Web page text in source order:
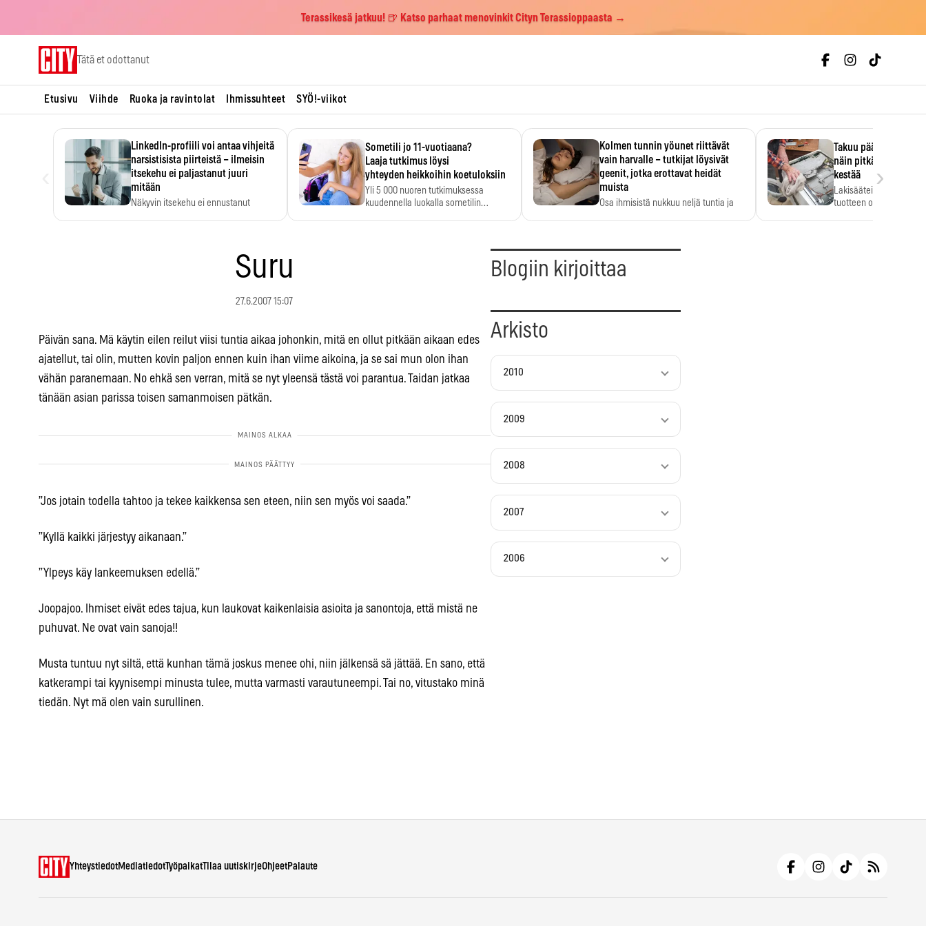
Terassikesä jatkuu! 🍺 Katso parhaat menovinkit Cityn Terassioppaasta →
Tätä et odottanut
Etusivu Viihde Ruoka ja ravintolat Ihmissuhteet SYÖ!-viikot
LinkedIn-profiili voi antaa vihjeitä
narsistisista piirteistä – ilmeisin
itsekehu ei paljastanut juuri
mitään
Näkyvin itsekehu ei ennustanut
Sometili jo 11-vuotiaana?
Laaja tutkimus löysi
yhteyden heikkoihin koetuloksiin
Yli 5 000 nuoren tutkimuksessa
kuudennella luokalla sometilin…
Kolmen tunnin yöunet riittävät
vain harvalle – tutkijat löysivät
geenit, jotka erottavat heidät
muista
Osa ihmisistä nukkuu neljä tuntia ja
Takuu päättyi,
näin pitkään
kestää
Lakisääteinen
tuotteen oletetun
›
Suru
27.6.2007 15:07
Päivän sana. Mä käytin eilen reilut viisi tuntia aikaa johonkin, mitä en ollut pitkään aikaan edes
ajatellut, tai olin, mutten kovin paljon ennen kuin ihan viime aikoina, ja se sai mun olon ihan
vähän paranemaan. No ehkä sen verran, mitä se nyt yleensä tästä voi parantua. Taidan jatkaa
tänään asian parissa toisen samanmoisen pätkän.
”Jos jotain todella tahtoo ja tekee kaikkensa sen eteen, niin sen myös voi saada.”
”Kyllä kaikki järjestyy aikanaan.”
”Ylpeys käy lankeemuksen edellä.”
Joopajoo. Ihmiset eivät edes tajua, kun laukovat kaikenlaisia asioita ja sanontoja, että mistä ne
puhuvat. Ne ovat vain sanoja!!
Musta tuntuu nyt siltä, että kunhan tämä joskus menee ohi, niin jälkensä sä jättää. En sano, että
katkerampi tai kyynisempi minusta tulee, mutta varmasti varautuneempi. Tai no, vitustako minä
tiedän. Nyt mä olen vain surullinen.
Blogiin kirjoittaa
Arkisto
2010
2009
2008
2007
2006
YhteystiedotMediatiedotTyöpaikatTilaa uutiskirjeOhjeetPalaute